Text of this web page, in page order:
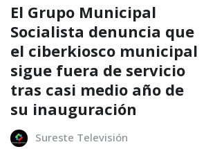
El Grupo Municipal
Socialista denuncia que
el ciberkiosco municipal
sigue fuera de servicio
tras casi medio año de
su inauguración
Sureste Televisión